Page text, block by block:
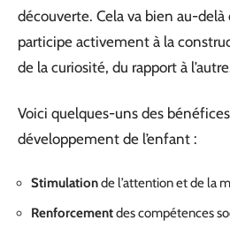
découverte. Cela va bien au-delà
participe activement à la
de la curiosité, du rapport à
Voici quelques-uns des
développement de l’enfant :
Stimulationde l’attention et de la
Renforcementdes compétences